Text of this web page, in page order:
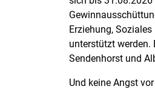
Erziehung,
unterstützt werden.
Sendenhorst und
Und keine Angst